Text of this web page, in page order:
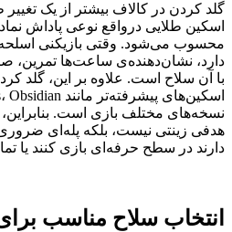
گلد کردن در کالاف بیشتر از یک
اسکین طلایی درواقع نوعی پاداش
محسوب می‌شود. وقتی بازیکنی
دارد، نشان‌دهنده‌ی ساعت‌ها تمرین،
با آن سلاح است. علاوه بر این، گلد
نسخه‌های مختلف بازی است.
هدفی زینتی نیست، بلکه پله‌ای
دارند در سطح حرفه‌ای بازی کنند یا
انتخاب سلاح مناسب